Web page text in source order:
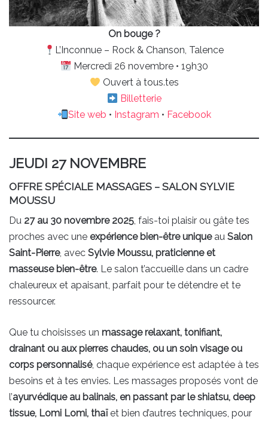
On bouge ?
L’Inconnue – Rock & Chanson, Talence
Mercredi 26 novembre • 19h30
Ouvert à tous.tes
Billetterie
Site web • Instagram • Facebook
JEUDI 27 NOVEMBRE
OFFRE SPÉCIALE MASSAGES – SALON SYLVIE
MOUSSU
Du 27 au 30 novembre 2025, fais-toi plaisir ou gâte tes
proches avec une expérience bien-être uniqueau Salon
Saint-Pierre, avec Sylvie Moussu, praticienne et
masseuse bien-être. Le salon t’accueille dans un cadre
chaleureux et apaisant, parfait pour te détendre et te
ressourcer.
Que tu choisisses un massage relaxant, tonifiant,
drainant ou aux pierres chaudes, ou un soin visage ou
corps personnalisé, chaque expérience est adaptée à tes
besoins et à tes envies. Les massages proposés vont de
l’ayurvédique au balinais, en passant par le shiatsu, deep
tissue, Lomi Lomi, thaïet bien d’autres techniques, pour